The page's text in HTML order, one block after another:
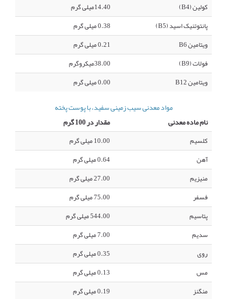
کولین (B4)
14.40میلی گرم
پانتوتنیک اسید (B5)
0.38 میلی گرم
ویتامین B6
0.21 میلی گرم
فولات (B9)
38.00میکروگرم
ویتامین B12
0.00 میلی گرم
مواد معدنی سیب زمینی سفید، با پوست پخته
نام ماده معدنی
مقدار در 100 گرم
کلسیم
10.00 میلی گرم
آهن
0.64 میلی گرم
منیزیم
27.00 میلی گرم
فسفر
75.00 میلی گرم
پتاسیم
544.00 میلی گرم
سدیم
7.00 میلی گرم
روی
0.35 میلی گرم
مس
0.13 میلی گرم
منگنز
0.19 میلی گرم